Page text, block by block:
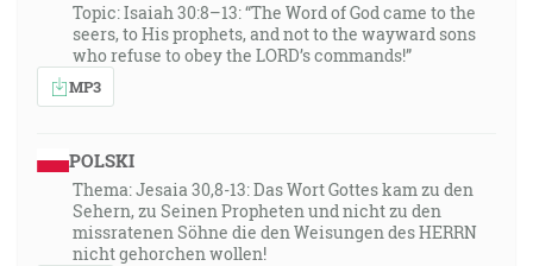
Topic: Isaiah 30:8–13: “The Word of God came to the
seers, to His prophets, and not to the wayward sons
who refuse to obey the LORD’s commands!”
MP3
POLSKI
Thema: Jesaia 30,8-13: Das Wort Gottes kam zu den
Sehern, zu Seinen Propheten und nicht zu den
missratenen Söhne die den Weisungen des HERRN
nicht gehorchen wollen!